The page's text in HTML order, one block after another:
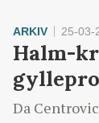
ARKIV 25-03-
Halm-
Da